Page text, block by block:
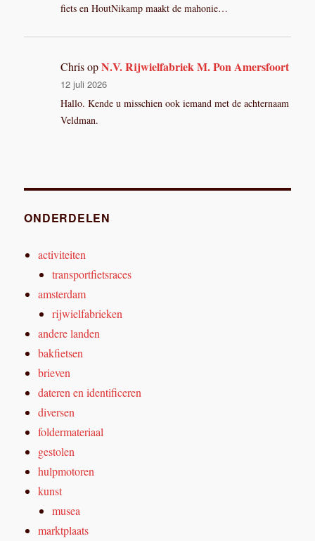
fiets en HoutNikamp maakt de mahonie…
ChrisopN.V. Rijwielfabriek M. Pon Amersfoort
12 juli 2026
Hallo. Kende u misschien ook iemand met de achternaam
Veldman.
ONDERDELEN
activiteiten
transportfietsraces
amsterdam
rijwielfabrieken
andere landen
bakfietsen
brieven
dateren en identificeren
diversen
foldermateriaal
gestolen
hulpmotoren
kunst
musea
marktplaats